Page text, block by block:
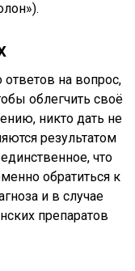
на вопрос,
облегчить своё
никто дать не
результатом
что
обратиться к
и в случае
препаратов